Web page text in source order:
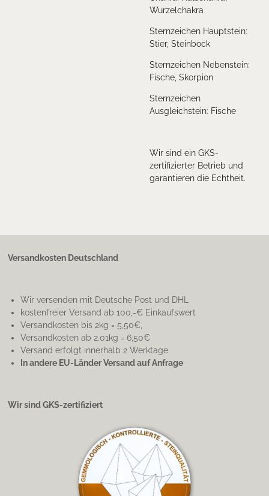
Wurzelchakra
Sternzeichen Hauptstein:
Stier, Steinbock
Sternzeichen Nebenstein:
Fische, Skorpion
Sternzeichen
Ausgleichstein: Fische
Wir sind ein GKS-
zertifizierter Betrieb und
garantieren die Echtheit.
Versandkosten Deutschland
Wir versenden mit Deutsche Post und DHL
kostenfreier Versand ab 100,-€ Einkaufswert
Versandkosten bis 2kg = 5,50€,
Versandkosten ab 2.01kg = 6,50€
Versand erfolgt innerhalb 2 Werktage
In andere EU-Länder Versand auf Anfrage
Wir sind GKS-zertifiziert